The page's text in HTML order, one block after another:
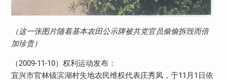
（这一张图片随着基本农田公示牌被共党官员偷偷拆毁而倍
加珍贵）
（2009-11-10）权利运动发布：
宜兴市官林镇滨湖村失地农民维权代表庄秀凤，于11月1日依